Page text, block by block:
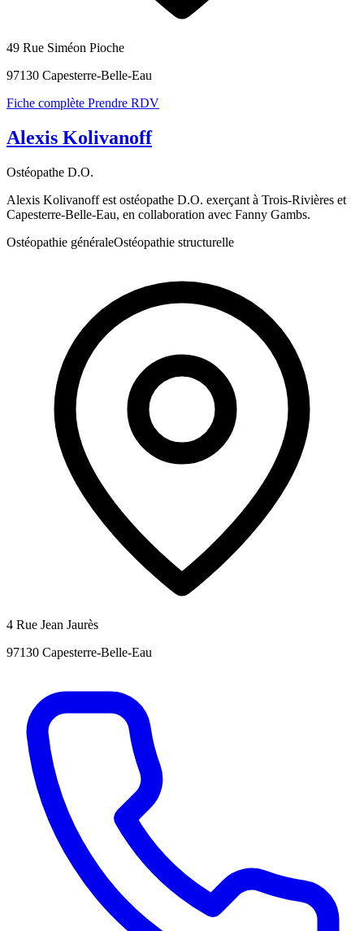
49 Rue Siméon Pioche
97130 Capesterre-Belle-Eau
Fiche complète Prendre RDV
Alexis Kolivanoff
Ostéopathe D.O.
Alexis Kolivanoff est ostéopathe D.O. exerçant à Trois-Rivières et
Capesterre-Belle-Eau, en collaboration avec Fanny Gambs.
Ostéopathie généraleOstéopathie structurelle
4 Rue Jean Jaurès
97130 Capesterre-Belle-Eau